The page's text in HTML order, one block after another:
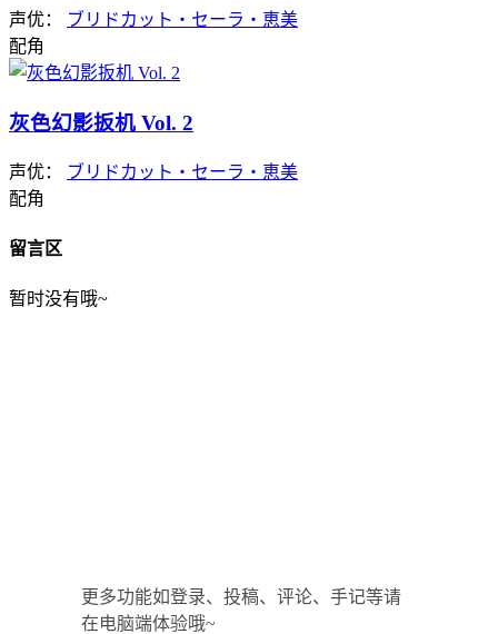
声优：
ブリドカット・セーラ・恵美
配角
灰色幻影扳机 Vol. 2
声优：
ブリドカット・セーラ・恵美
配角
留言区
暂时没有哦~
更多功能如登录、投稿、评论、手记等请
在电脑端体验哦~